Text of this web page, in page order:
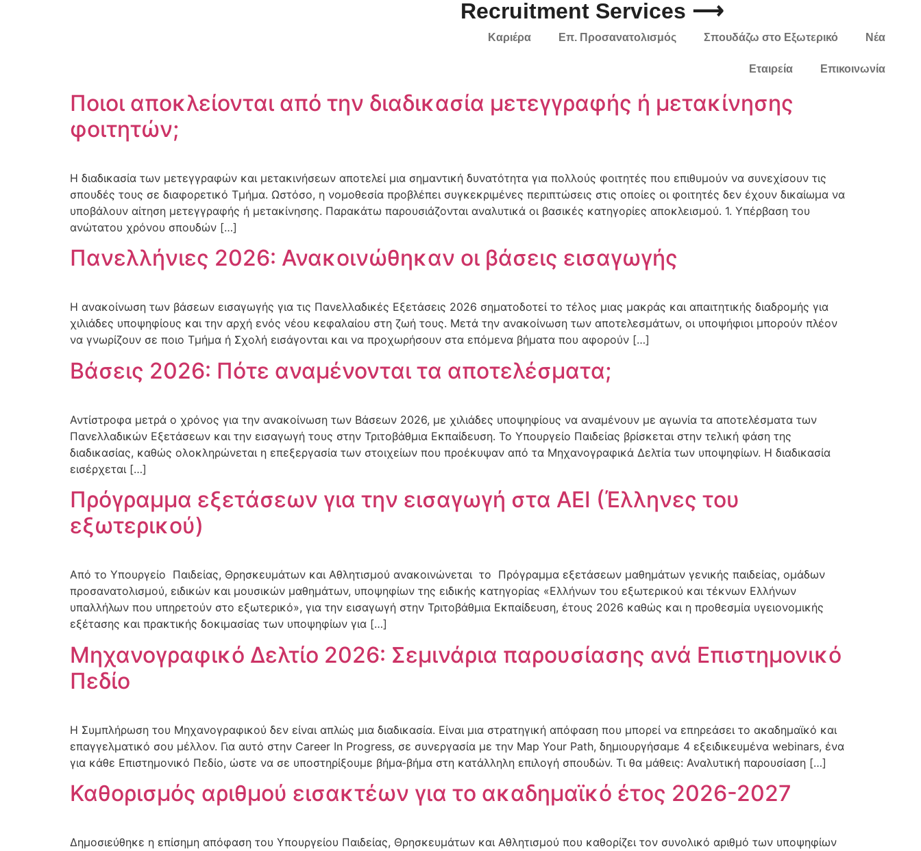
Recruitment Services ⟶
Καριέρα Επ. Προσανατολισμός Σπουδάζω στο Εξωτερικό Νέα
Εταιρεία Επικοινωνία
Ποιοι αποκλείονται από την διαδικασία μετεγγραφής ή μετακίνησης
φοιτητών;
Η διαδικασία των μετεγγραφών και μετακινήσεων αποτελεί μια σημαντική δυνατότητα για πολλούς φοιτητές που επιθυμούν να συνεχίσουν τις
σπουδές τους σε διαφορετικό Τμήμα. Ωστόσο, η νομοθεσία προβλέπει συγκεκριμένες περιπτώσεις στις οποίες οι φοιτητές δεν έχουν δικαίωμα να
υποβάλουν αίτηση μετεγγραφής ή μετακίνησης. Παρακάτω παρουσιάζονται αναλυτικά οι βασικές κατηγορίες αποκλεισμού. 1. Υπέρβαση του
ανώτατου χρόνου σπουδών […]
Πανελλήνιες 2026: Ανακοινώθηκαν οι βάσεις εισαγωγής
Η ανακοίνωση των βάσεων εισαγωγής για τις Πανελλαδικές Εξετάσεις 2026 σηματοδοτεί το τέλος μιας μακράς και απαιτητικής διαδρομής για
χιλιάδες υποψηφίους και την αρχή ενός νέου κεφαλαίου στη ζωή τους. Μετά την ανακοίνωση των αποτελεσμάτων, οι υποψήφιοι μπορούν πλέον
να γνωρίζουν σε ποιο Τμήμα ή Σχολή εισάγονται και να προχωρήσουν στα επόμενα βήματα που αφορούν […]
Βάσεις 2026: Πότε αναμένονται τα αποτελέσματα;
Αντίστροφα μετρά ο χρόνος για την ανακοίνωση των Βάσεων 2026, με χιλιάδες υποψηφίους να αναμένουν με αγωνία τα αποτελέσματα των
Πανελλαδικών Εξετάσεων και την εισαγωγή τους στην Τριτοβάθμια Εκπαίδευση. Το Υπουργείο Παιδείας βρίσκεται στην τελική φάση της
διαδικασίας, καθώς ολοκληρώνεται η επεξεργασία των στοιχείων που προέκυψαν από τα Μηχανογραφικά Δελτία των υποψηφίων. Η διαδικασία
εισέρχεται […]
Πρόγραμμα εξετάσεων για την εισαγωγή στα ΑΕΙ (Έλληνες του
εξωτερικού)
Από το Υπουργείο Παιδείας, Θρησκευμάτων και Αθλητισμού ανακοινώνεται το Πρόγραμμα εξετάσεων μαθημάτων γενικής παιδείας, ομάδων
προσανατολισμού, ειδικών και μουσικών μαθημάτων, υποψηφίων της ειδικής κατηγορίας «Ελλήνων του εξωτερικού και τέκνων Ελλήνων
υπαλλήλων που υπηρετούν στο εξωτερικό», για την εισαγωγή στην Τριτοβάθμια Εκπαίδευση, έτους 2026 καθώς και η προθεσμία υγειονομικής
εξέτασης και πρακτικής δοκιμασίας των υποψηφίων για […]
Μηχανογραφικό Δελτίο 2026: Σεμινάρια παρουσίασης ανά Επιστημονικό
Πεδίο
Η Συμπλήρωση του Μηχανογραφικού δεν είναι απλώς μια διαδικασία. Είναι μια στρατηγική απόφαση που μπορεί να επηρεάσει το ακαδημαϊκό και
επαγγελματικό σου μέλλον. Για αυτό στην Career In Progress, σε συνεργασία με την Map Your Path, δημιουργήσαμε 4 εξειδικευμένα webinars, ένα
για κάθε Επιστημονικό Πεδίο, ώστε να σε υποστηρίξουμε βήμα-βήμα στη κατάλληλη επιλογή σπουδών. Τι θα μάθεις: Αναλυτική παρουσίαση […]
Καθορισμός αριθμού εισακτέων για το ακαδημαϊκό έτος 2026-2027
Δημοσιεύθηκε η επίσημη απόφαση του Υπουργείου Παιδείας, Θρησκευμάτων και Αθλητισμού που καθορίζει τον συνολικό αριθμό των υποψηφίων